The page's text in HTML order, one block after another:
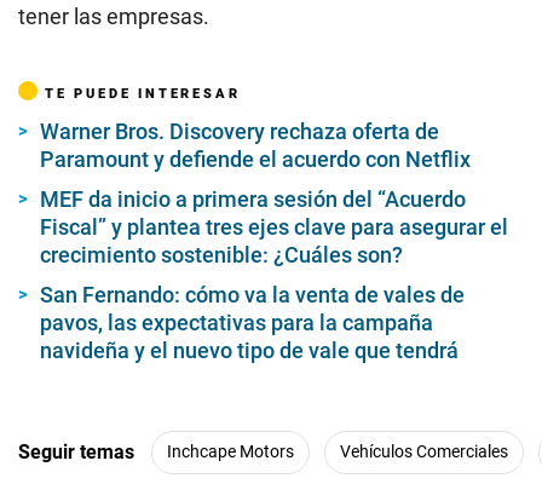
tener las empresas.
TE PUEDE INTERESAR
Warner Bros. Discovery rechaza oferta de
Paramount y defiende el acuerdo con Netflix
MEF da inicio a primera sesión del “Acuerdo
Fiscal” y plantea tres ejes clave para asegurar el
crecimiento sostenible: ¿Cuáles son?
San Fernando: cómo va la venta de vales de
pavos, las expectativas para la campaña
navideña y el nuevo tipo de vale que tendrá
Seguir temas Inchcape Motors Vehículos Comerciales